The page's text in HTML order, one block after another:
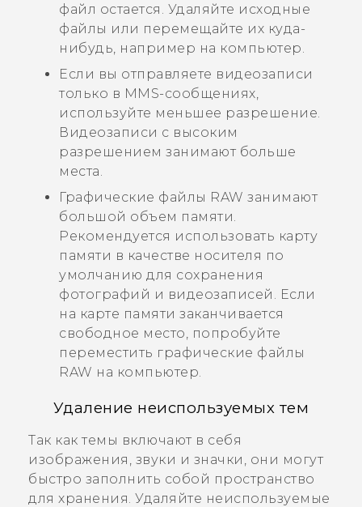
файл остается. Удаляйте исходные
файлы или перемещайте их куда-
нибудь, например на компьютер.
Если вы отправляете видеозаписи
только в MMS-сообщениях,
используйте меньшее разрешение.
Видеозаписи с высоким
разрешением занимают больше
места.
Графические файлы RAW занимают
большой объем памяти.
Рекомендуется использовать карту
памяти в качестве носителя по
умолчанию для сохранения
фотографий и видеозаписей. Если
на карте памяти заканчивается
свободное место, попробуйте
переместить графические файлы
RAW на компьютер.
Удаление неиспользуемых тем
Так как темы включают в себя
изображения, звуки и значки, они могут
быстро заполнить собой пространство
для хранения. Удаляйте неиспользуемые